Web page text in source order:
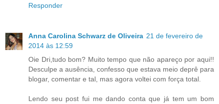
Responder
Anna Carolina Schwarz de Oliveira 21 de fevereiro de
2014 às 12:59
Oie Dri,tudo bom? Muito tempo que não apareço por aqui!!
Desculpe a ausência, confesso que estava meio deprê para
blogar, comentar e tal, mas agora voltei com força total.
Lendo seu post fui me dando conta que já tem um bom